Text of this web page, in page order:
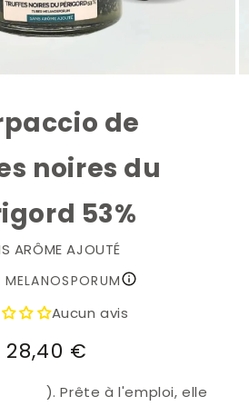
de
noires du
53%
ARÔME AJOUTÉ
MELANOSPORUM
Aucun avis
Prix
28,40 €
). Prête à l'emploi, elle